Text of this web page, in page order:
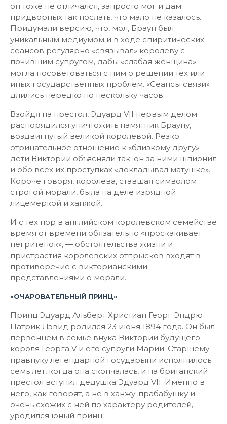
он тоже не отличался, запросто мог и дам
придворных так послать, что мало не казалось.
Придумали версию, что, мол, Браун был
уникальным медиумом и в ходе спиритических
сеансов регулярно «связывал» королеву с
почившим супругом, дабы «слабая женщина»
могла посоветоваться с ним о решении тех или
иных государственных проблем. «Сеансы связи»
длились нередко по нескольку часов.
Взойдя на престол, Эдуард VII первым делом
распорядился уничтожить памятник Брауну,
воздвигнутый великой королевой. Резко
отрицательное отношение к «близкому другу»
дети Виктории объясняли так: он за ними шпионил
и обо всех их проступках «докладывал матушке».
Короче говоря, королева, ставшая символом
строгой морали, была на деле изрядной
лицемеркой и ханжой.
И с тех пор в английском королевском семействе
время от времени обязательно «проскакивает
негритенок», — обстоятельства жизни и
пристрастия королевских отпрысков входят в
противоречие с викторианскими
представлениями о морали.
«ОЧАРОВАТЕЛЬНЫЙ ПРИНЦ»
Принц Эдуард Альберт Христиан Георг Эндрю
Патрик Дэвид родился 23 июня 1894 года. Он был
первенцем в семье внука Виктории будущего
короля Георга V и его супруги Марии. Старшему
правнуку легендарной государыни исполнилось
семь лет, когда она скончалась, и на британский
престол вступил дедушка Эдуард VII. Именно в
него, как говорят, а не в ханжу-прабабушку и
очень схожих с ней по характеру родителей,
уродился юный принц.